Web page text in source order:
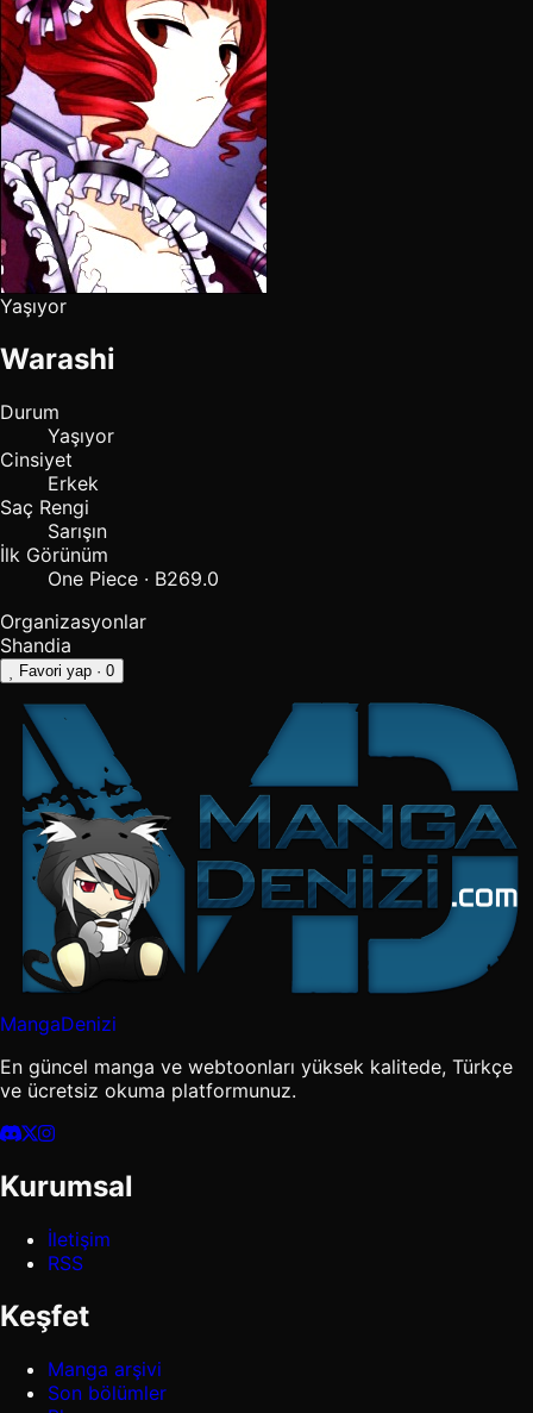
Yaşıyor
Warashi
Durum
Yaşıyor
Cinsiyet
Erkek
Saç Rengi
Sarışın
İlk Görünüm
One Piece · B269.0
Organizasyonlar
Shandia
Favori yap · 0
MangaDenizi
En güncel manga ve webtoonları yüksek kalitede, Türkçe
ve ücretsiz okuma platformunuz.
Kurumsal
İletişim
RSS
Keşfet
Manga arşivi
Son bölümler